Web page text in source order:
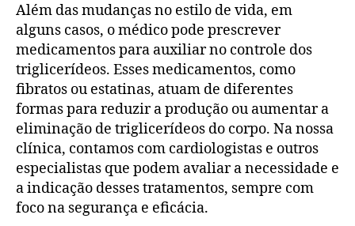
Além das mudanças no estilo de vida, em
alguns casos, o médico pode prescrever
medicamentos para auxiliar no controle dos
triglicerídeos. Esses medicamentos, como
fibratos ou estatinas, atuam de diferentes
formas para reduzir a produção ou aumentar a
eliminação de triglicerídeos do corpo. Na nossa
clínica, contamos com cardiologistas e outros
especialistas que podem avaliar a necessidade e
a indicação desses tratamentos, sempre com
foco na segurança e eficácia.